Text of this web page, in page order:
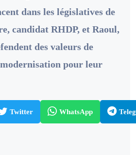
dans les législatives de
candidat RHDP, et Raoul,
des valeurs de
pour leur
Twitter WhatsApp